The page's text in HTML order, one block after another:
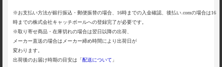
※お支払い方法が銀行振込・郵便振替の場合、16時までの入金確認、後払い.comの場合は16
時までの株式会社キャッチボールへの登録完了が必要です。
※取り寄せ商品・在庫切れの場合は翌日以降の出荷、
メーカー直送の場合はメーカー締め時間により出荷日が
変わります。
出荷後のお届け時期の目安は「配送について 」